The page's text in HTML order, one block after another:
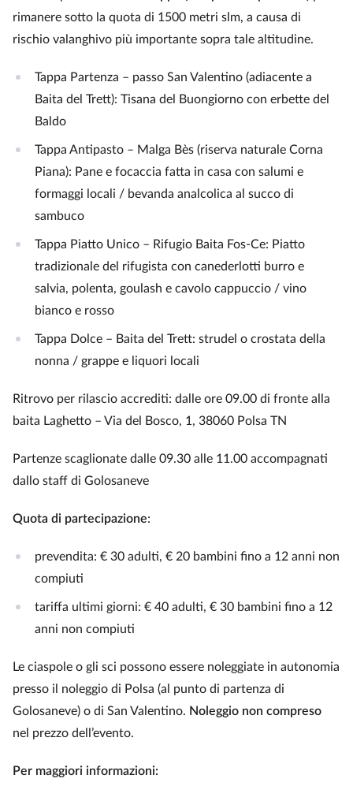
rimanere sotto la quota di 1500 metri slm, a causa di
rischio valanghivo più importante sopra tale altitudine.
Tappa Partenza – passo San Valentino (adiacente a
Baita del Trett): Tisana del Buongiorno con erbette del
Baldo
Tappa Antipasto – Malga Bès (riserva naturale Corna
Piana): Pane e focaccia fatta in casa con salumi e
formaggi locali / bevanda analcolica al succo di
sambuco
Tappa Piatto Unico – Rifugio Baita Fos-Ce: Piatto
tradizionale del rifugista con canederlotti burro e
salvia, polenta, goulash e cavolo cappuccio / vino
bianco e rosso
Tappa Dolce – Baita del Trett: strudel o crostata della
nonna / grappe e liquori locali
Ritrovo per rilascio accrediti: dalle ore 09.00 di fronte alla
baita Laghetto – Via del Bosco, 1, 38060 Polsa TN
Partenze scaglionate dalle 09.30 alle 11.00 accompagnati
dallo staff di Golosaneve
Quota di partecipazione:
prevendita: € 30 adulti, € 20 bambini fino a 12 anni non
compiuti
tariffa ultimi giorni: € 40 adulti, € 30 bambini fino a 12
anni non compiuti
Le ciaspole o gli sci possono essere noleggiate in autonomia
presso il noleggio di Polsa (al punto di partenza di
Golosaneve) o di San Valentino. Noleggio non compreso
nel prezzo dell’evento.
Per maggiori informazioni: